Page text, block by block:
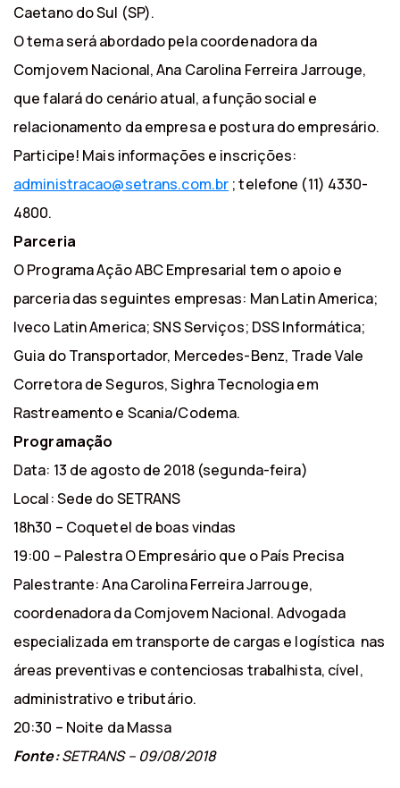
Caetano do Sul (SP).
O tema será abordado pela coordenadora da
Comjovem Nacional, Ana Carolina Ferreira Jarrouge,
que falará do cenário atual, a função social e
relacionamento da empresa e postura do empresário.
Participe! Mais informações e inscrições:
administracao@setrans.com.br ; telefone (11) 4330-
4800.
Parceria
O Programa Ação ABC Empresarial tem o apoio e
parceria das seguintes empresas: Man Latin America;
Iveco Latin America; SNS Serviços; DSS Informática;
Guia do Transportador, Mercedes-Benz, Trade Vale
Corretora de Seguros, Sighra Tecnologia em
Rastreamento e Scania/Codema.
Programação
Data: 13 de agosto de 2018 (segunda-feira)
Local: Sede do SETRANS
18h30 – Coquetel de boas vindas
19:00 – Palestra O Empresário que o País Precisa
Palestrante: Ana Carolina Ferreira Jarrouge,
coordenadora da Comjovem Nacional. Advogada
especializada em transporte de cargas e logística nas
áreas preventivas e contenciosas trabalhista, cível,
administrativo e tributário.
20:30 – Noite da Massa
Fonte:SETRANS – 09/08/2018